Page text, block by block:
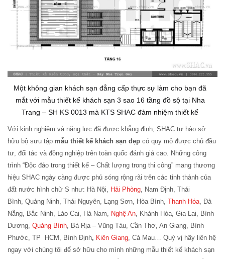
Một không gian khách sạn đẳng cấp thực sự làm cho bạn đã
mắt với mẫu thiết kế khách sạn 3 sao 16 tầng đồ sộ tại Nha
Trang – SH KS 0013 mà KTS SHAC đảm nhiệm thiết kế
Với kinh nghiệm và năng lực đã được khẳng định, SHAC tự hào sở
hữu bộ sưu tập mẫu thiết kế khách sạn đẹp có quy mô được chủ đầu
tư, đối tác và đồng nghiệp trên toàn quốc đánh giá cao. Những công
trình “Độc đáo trong thiết kế – Chất lượng trong thi công” mang thương
hiệu SHAC ngày càng được phủ sóng rộng rãi trên các tỉnh thành của
đất nước hình chữ S như: Hà Nội, Hải Phòng , Nam Định, Thái
Bình, Quảng Ninh, Thái Nguyên, Lạng Sơn, Hòa Bình, Thanh Hóa , Đà
Nẵng, Bắc Ninh, Lào Cai, Hà Nam, Nghệ An , Khánh Hòa, Gia Lai, Bình
Dương, Quảng Bình , Bà Rịa – Vũng Tàu, Cần Thơ, An Giang, Bình
Phước, TP HCM, Bình Định, Kiên Giang , Cà Mau… Quý vị hãy liên hệ
ngay với chúng tôi để sở hữu cho mình những mẫu thiết kế khách sạn